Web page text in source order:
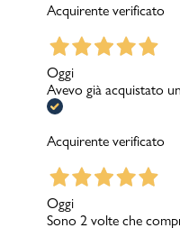
Acquirente verificato
Oggi
Avevo già acquistato
Acquirente verificato
Oggi
Sono 2 volte che